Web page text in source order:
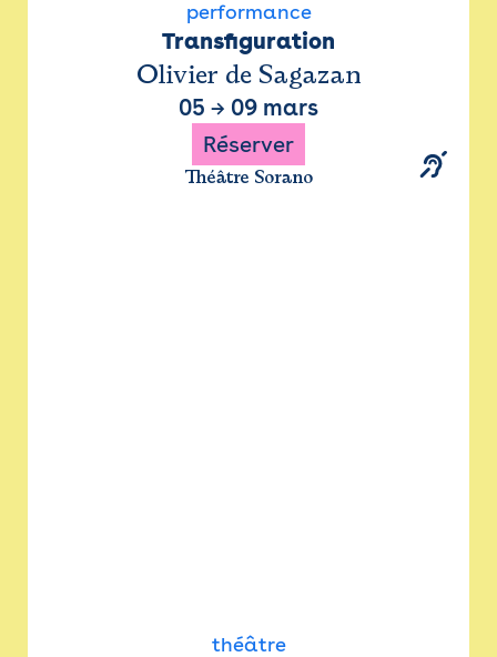
performance
Transfiguration
Olivier de Sagazan
05 → 09 mars
Réserver
Théâtre Sorano
théâtre